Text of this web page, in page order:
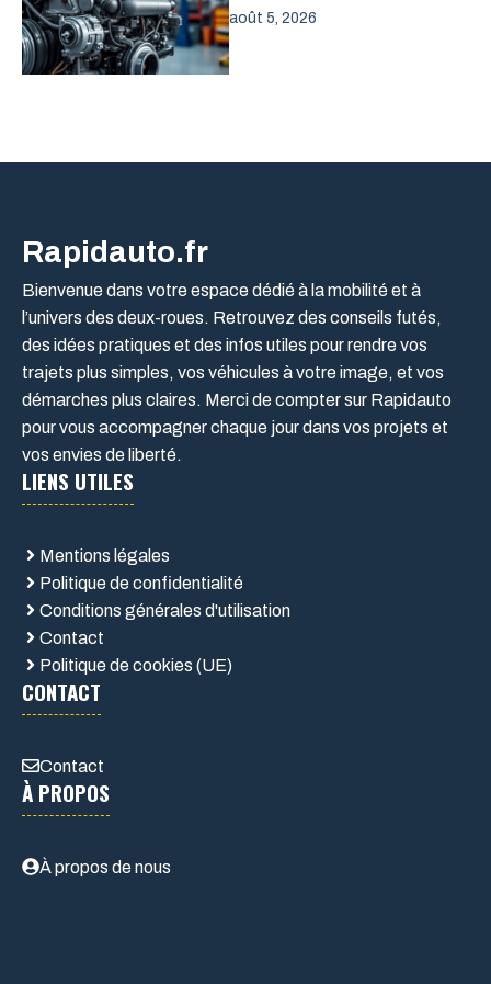
août 5, 2026
Rapidauto.fr
Bienvenue dans votre espace dédié à la mobilité et à
l’univers des deux-roues. Retrouvez des conseils futés,
des idées pratiques et des infos utiles pour rendre vos
trajets plus simples, vos véhicules à votre image, et vos
démarches plus claires. Merci de compter sur Rapidauto
pour vous accompagner chaque jour dans vos projets et
vos envies de liberté.
LIENS UTILES
Mentions légales
Politique de confidentialité
Conditions générales d'utilisation
Contact
Politique de cookies (UE)
CONTACT
Contact
À PROPOS
À propos de nous